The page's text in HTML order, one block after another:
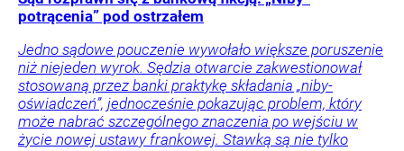
potrącenia” pod ostrzałem
Jedno sądowe pouczenie wywołało większe poruszenie
niż niejeden wyrok. Sędzia otwarcie zakwestionował
stosowaną przez banki praktykę składania „niby-
oświadczeń”, jednocześnie pokazując problem, który
może nabrać szczególnego znaczenia po wejściu w
życie nowej ustawy frankowej. Stawką są nie tylko